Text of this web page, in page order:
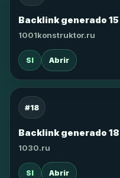
Backlink generado 15
1001konstruktor.ru
SI Abrir
#18
Backlink generado 18
1030.ru
SI Abrir